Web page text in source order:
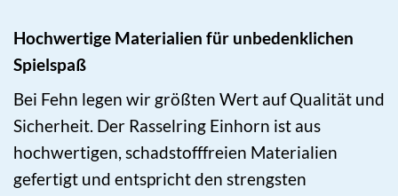
Hochwertige Materialien für unbedenklichen
Spielspaß
Bei Fehn legen wir größten Wert auf Qualität und
Sicherheit. Der Rasselring Einhorn ist aus
hochwertigen, schadstofffreien Materialien
gefertigt und entspricht den strengsten